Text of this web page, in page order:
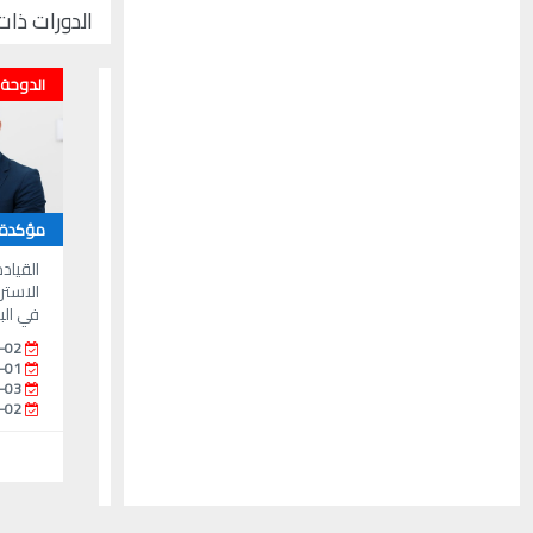
الدورات
الدوحة
مؤكدة
في